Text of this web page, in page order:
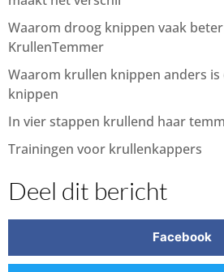
Waarom droog knippen vaak
KrullenTemmer
Waarom krullen knippen anders
knippen
In vier stappen krullend haar
Trainingen voor krullenkappers
Deel dit bericht
Facebook